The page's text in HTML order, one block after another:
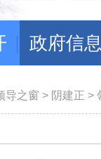
政府信
导之窗 > 阴建正 >